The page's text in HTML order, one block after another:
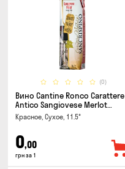
(0)
Вино Cantine Ronco Carattere
Antico Sangiovese Merlot
Rubicone IGT 1л
Красное, Сухое, 11.5°
0,00
грн за 1